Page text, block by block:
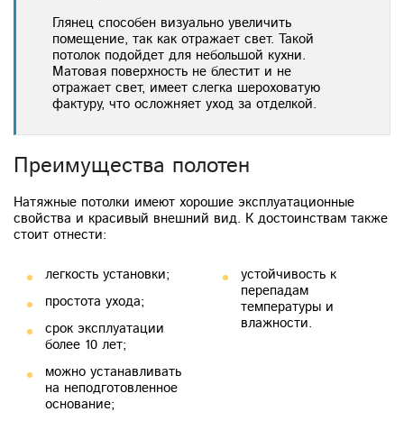
Глянец способен визуально увеличить
помещение, так как отражает свет. Такой
потолок подойдет для небольшой кухни.
Матовая поверхность не блестит и не
отражает свет, имеет слегка шероховатую
фактуру, что осложняет уход за отделкой.
Преимущества полотен
Натяжные потолки имеют хорошие эксплуатационные
свойства и красивый внешний вид. К достоинствам также
стоит отнести:
легкость установки;
простота ухода;
срок эксплуатации
более 10 лет;
можно устанавливать
на неподготовленное
основание;
устойчивость к
перепадам
температуры и
влажности.